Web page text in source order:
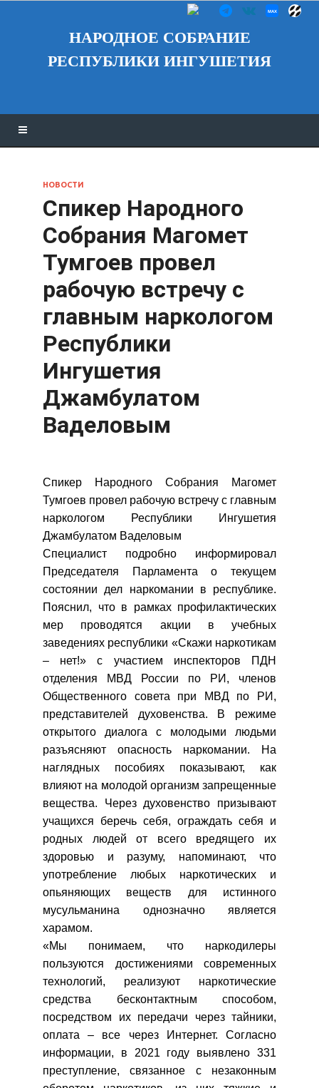
НАРОДНОЕ СОБРАНИЕ
РЕСПУБЛИКИ ИНГУШЕТИЯ
НОВОСТИ
Спикер Народного
Собрания Магомет
Тумгоев провел
рабочую встречу с
главным наркологом
Республики
Ингушетия
Джамбулатом
Ваделовым
Спикер Народного Собрания Магомет
Тумгоев провел рабочую встречу с главным
наркологом Республики Ингушетия
Джамбулатом Ваделовым
Специалист подробно информировал
Председателя Парламента о текущем
состоянии дел наркомании в республике.
Пояснил, что в рамках профилактических
мер проводятся акции в учебных
заведениях республики «Скажи наркотикам
– нет!» с участием инспекторов ПДН
отделения МВД России по РИ, членов
Общественного совета при МВД по РИ,
представителей духовенства. В режиме
открытого диалога с молодыми людьми
разъясняют опасность наркомании. На
наглядных пособиях показывают, как
влияют на молодой организм запрещенные
вещества. Через духовенство призывают
учащихся беречь себя, ограждать себя и
родных людей от всего вредящего их
здоровью и разуму, напоминают, что
употребление любых наркотических и
опьяняющих веществ для истинного
мусульманина однозначно является
харамом.
«Мы понимаем, что наркодилеры
пользуются достижениями современных
технологий, реализуют наркотические
средства бесконтактным способом,
посредством их передачи через тайники,
оплата – все через Интернет. Согласно
информации, в 2021 году выявлено 331
преступление, связанное с незаконным